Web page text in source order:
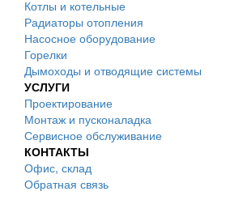
Котлы и котельные
Радиаторы отопления
Насосное оборудование
Горелки
Дымоходы и отводящие системы
УСЛУГИ
Проектирование
Монтаж и пусконаладка
Сервисное обслуживание
КОНТАКТЫ
Офис, склад
Обратная связь